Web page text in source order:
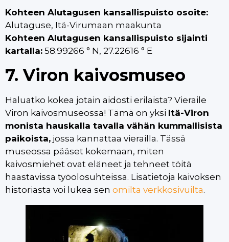
Kohteen Alutagusen kansallispuisto osoite:
Alutaguse, Itä-Virumaan maakunta
Kohteen Alutagusen kansallispuisto sijainti
kartalla: 58.99266 ° N, 27.22616 ° E
7. Viron kaivosmuseo
Haluatko kokea jotain aidosti erilaista? Vieraile
Viron kaivosmuseossa! Tämä on yksi Itä-Viron
monista hauskalla tavalla vähän kummallisista
paikoista, jossa kannattaa vierailla. Tässä
museossa pääset kokemaan, miten
kaivosmiehet ovat eläneet ja tehneet töitä
haastavissa työolosuhteissa. Lisätietoja kaivoksen
historiasta voi lukea sen omilta verkkosivuilta.